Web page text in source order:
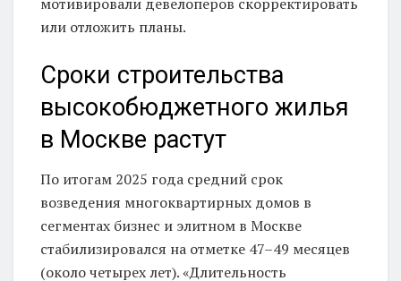
или отложить планы.
Сроки строительства
высокобюджетного жилья
в Москве растут
По итогам 2025 года средний срок
возведения многоквартирных домов в
сегментах бизнес и элитном в Москве
стабилизировался на отметке 47–49 месяцев
(около четырех лет). «Длительность